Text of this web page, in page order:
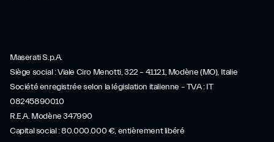
Maserati S.p.A.
Siège social : Viale Ciro Menotti, 322 – 41121, Modène (MO), Italie
Société enregistrée selon la législation italienne – TVA : IT
08245890010
R.E.A. Modène 347990
Capital social : 80.000.000 €, entièrement libéré